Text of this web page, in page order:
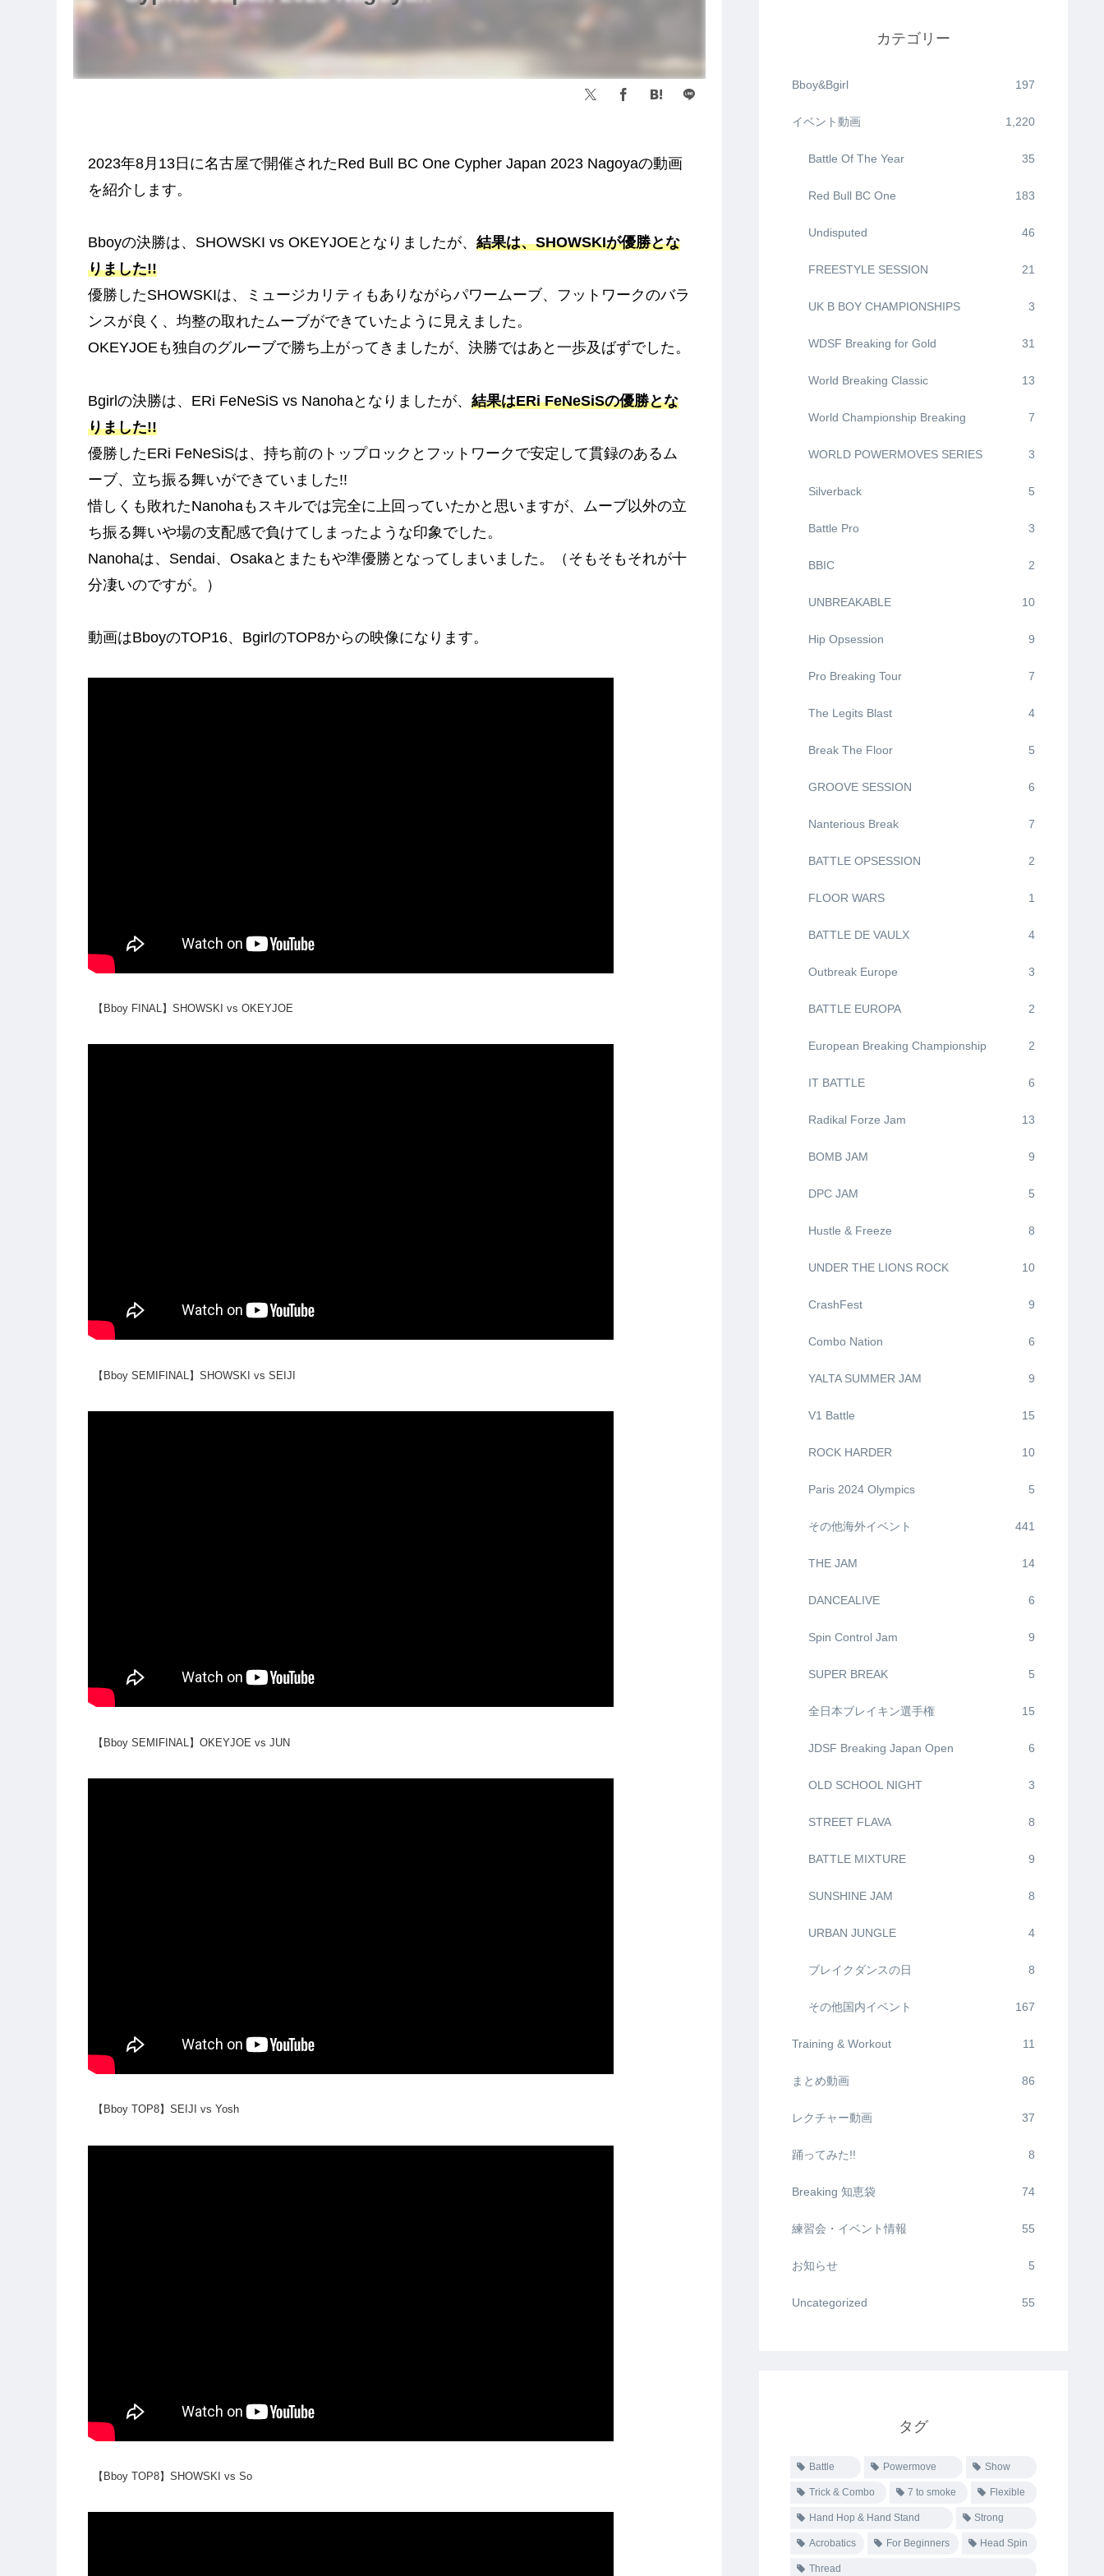
2023年8月13日に名古屋で開催されたRed Bull BC One Cypher Japan 2023 Nagoyaの動画
を紹介します。
Bboyの決勝は、SHOWSKI vs OKEYJOEとなりましたが、 結果は、SHOWSKIが優勝とな
りました!!
優勝したSHOWSKIは、ミュージカリティもありながらパワームーブ、フットワークのバラ
ンスが良く、均整の取れたムーブができていたように見えました。
OKEYJOEも独自のグルーブで勝ち上がってきましたが、決勝ではあと一歩及ばずでした。
Bgirlの決勝は、ERi FeNeSiS vs Nanohaとなりましたが、 結果はERi FeNeSiSの優勝とな
りました!!
優勝したERi FeNeSiSは、持ち前のトップロックとフットワークで安定して貫録のあるム
ーブ、立ち振る舞いができていました!!
惜しくも敗れたNanohaもスキルでは完全に上回っていたかと思いますが、ムーブ以外の立
ち振る舞いや場の支配感で負けてしまったような印象でした。
Nanohaは、Sendai、Osakaとまたもや準優勝となってしまいました。（そもそもそれが十
分凄いのですが。）
動画はBboyのTOP16、BgirlのTOP8からの映像になります。
【Bboy FINAL】SHOWSKI vs OKEYJOE
【Bboy SEMIFINAL】SHOWSKI vs SEIJI
【Bboy SEMIFINAL】OKEYJOE vs JUN
【Bboy TOP8】SEIJI vs Yosh
【Bboy TOP8】SHOWSKI vs So
カテゴリー
Bboy&Bgirl 197
イベント動画 1,220
Battle Of The Year 35
Red Bull BC One 183
Undisputed 46
FREESTYLE SESSION 21
UK B BOY CHAMPIONSHIPS 3
WDSF Breaking for Gold 31
World Breaking Classic 13
World Championship Breaking 7
WORLD POWERMOVES SERIES 3
Silverback 5
Battle Pro 3
BBIC 2
UNBREAKABLE 10
Hip Opsession 9
Pro Breaking Tour 7
The Legits Blast 4
Break The Floor 5
GROOVE SESSION 6
Nanterious Break 7
BATTLE OPSESSION 2
FLOOR WARS 1
BATTLE DE VAULX 4
Outbreak Europe 3
BATTLE EUROPA 2
European Breaking Championship 2
IT BATTLE 6
Radikal Forze Jam 13
BOMB JAM 9
DPC JAM 5
Hustle & Freeze 8
UNDER THE LIONS ROCK 10
CrashFest 9
Combo Nation 6
YALTA SUMMER JAM 9
V1 Battle 15
ROCK HARDER 10
Paris 2024 Olympics 5
その他海外イベント 441
THE JAM 14
DANCEALIVE 6
Spin Control Jam 9
SUPER BREAK 5
全日本ブレイキン選手権 15
JDSF Breaking Japan Open 6
OLD SCHOOL NIGHT 3
STREET FLAVA 8
BATTLE MIXTURE 9
SUNSHINE JAM 8
URBAN JUNGLE 4
ブレイクダンスの日 8
その他国内イベント 167
Training & Workout 11
まとめ動画 86
レクチャー動画 37
踊ってみた!! 8
Breaking 知恵袋 74
練習会・イベント情報 55
お知らせ 5
Uncategorized 55
タグ
Battle Powermove Show
Trick & Combo 7 to smoke Flexible
Hand Hop & Hand Stand Strong
Acrobatics For Beginners Head Spin
Thread